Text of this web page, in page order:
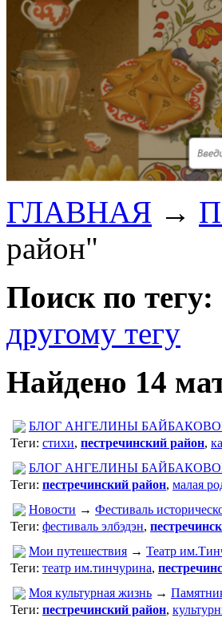
ГЛАВНАЯ →
район"
Поиск по тегу:
другому тегу
Найдено 14
БЛОГ АНГЕЛИНЫ
Теги: стихи, пестречинский район,
БЛОГ АНГЕЛИНЫ
Теги: пестречинский район, малая
Новости → Фестиваль
Теги: фестиваль элбэдэн,
Мои путешествия → Театр
Теги: театр им.тинчурина,
Моя культурная жизнь →
Теги: пестречинский район,